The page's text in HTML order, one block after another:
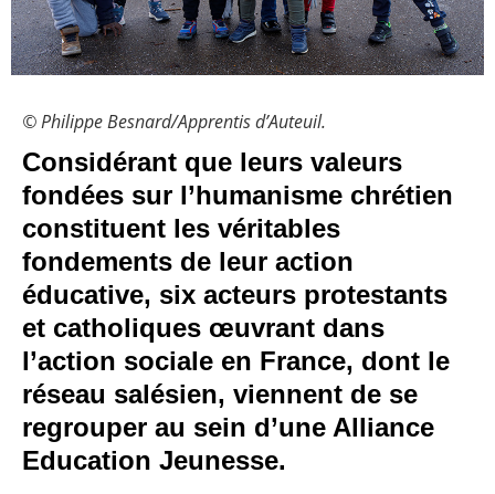
© Philippe Besnard/Apprentis d’Auteuil.
Considérant que leurs valeurs
fondées sur l’humanisme chrétien
constituent les véritables
fondements de leur action
éducative, six acteurs protestants
et catholiques œuvrant dans
l’action sociale en France, dont le
réseau salésien, viennent de se
regrouper au sein d’une Alliance
Education Jeunesse.